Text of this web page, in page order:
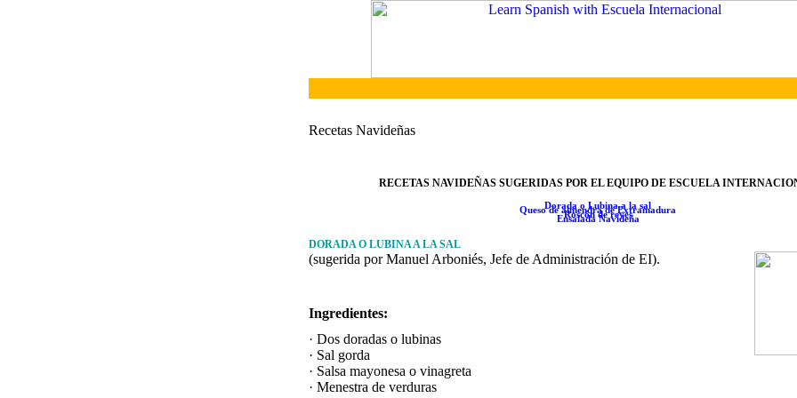
Recetas Navideñas
RECETAS NAVIDEÑAS SUGERIDAS POR EL EQUIPO DE ESCUELA
Dorada o Lubina a la sal
Queso de almendra de Extramadura
Roscón de reyes
Ensalada Navideña
DORADA O LUBINAA LA SAL
(sugerida por Manuel Arboniés, Jefe de Administración de EI).
Ingredientes:
· Dos doradas o lubinas
· Sal gorda
· Salsa mayonesa o vinagreta
· Menestra de verduras